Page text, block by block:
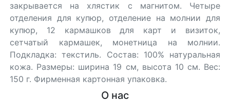
закрывается на хлястик с магнитом. Четыре
отделения для купюр, отделение на молнии для
купюр, 12 кармашков для карт и визиток,
сетчатый кармашек, монетница на молнии.
Подкладка: текстиль. Состав: 100% натуральная
кожа. Размеры: ширина 19 см, высота 10 см. Вес:
150 г. Фирменная картонная упаковка.
О нас